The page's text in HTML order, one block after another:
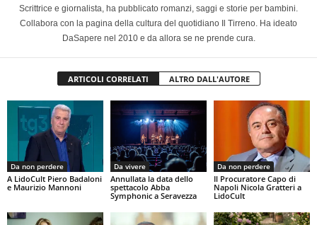
Scrittrice e giornalista, ha pubblicato romanzi, saggi e storie per bambini.
Collabora con la pagina della cultura del quotidiano Il Tirreno. Ha ideato
DaSapere nel 2010 e da allora se ne prende cura.
ARTICOLI CORRELATI ALTRO DALL'AUTORE
Da non perdere
A LidoCult Piero Badaloni
e Maurizio Mannoni
Da vivere
Annullata la data dello
spettacolo Abba
Symphonic a Seravezza
Da non perdere
Il Procuratore Capo di
Napoli Nicola Gratteri a
LidoCult